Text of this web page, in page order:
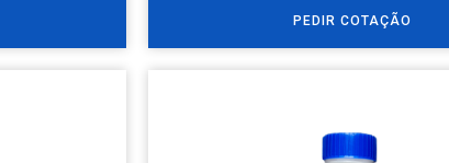
PEDIR COTAÇÃO